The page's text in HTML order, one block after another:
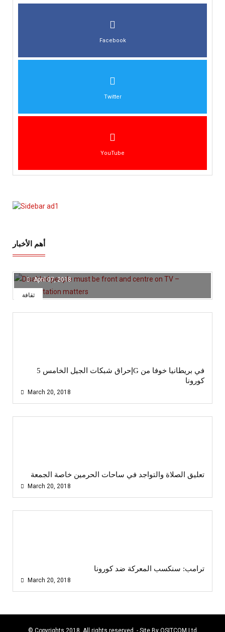
Facebook
Twitter
YouTube
أهم الأخبار
ثقافة
April 07, 2018
إحراق شبكات الجيل الخامس 5G في بريطانيا خوفا من
كورونا
March 20, 2018
تعليق الصلاة والتواجد في ساحات الحرمين خاصة الجمعة
March 20, 2018
ترامب: سنكسب المعركة ضد كورونا
March 20, 2018